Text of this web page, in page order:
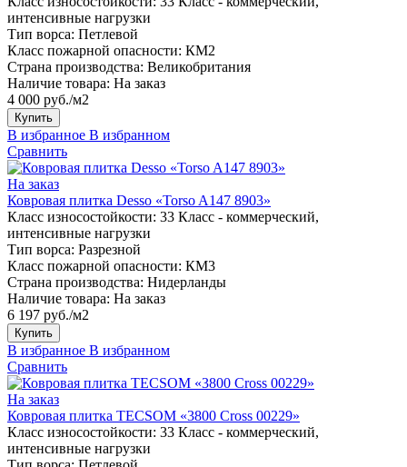
интенсивные нагрузки
Тип ворса: Петлевой
Класс пожарной опасности: КМ2
Страна производства: Великобритания
Наличие товара: На заказ
4 000 руб./м2
Купить
В избранное В избранном
Сравнить
На заказ
Ковровая плитка Desso «Torso A147 8903»
Класс износостойкости: 33 Класс - коммерческий,
интенсивные нагрузки
Тип ворса: Разрезной
Класс пожарной опасности: КМ3
Страна производства: Нидерланды
Наличие товара: На заказ
6 197 руб./м2
Купить
В избранное В избранном
Сравнить
На заказ
Ковровая плитка TECSOM «3800 Cross 00229»
Класс износостойкости: 33 Класс - коммерческий,
интенсивные нагрузки